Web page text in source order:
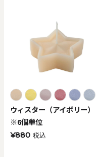
ウィスター（アイボリー）
※6個単位
¥880 税込